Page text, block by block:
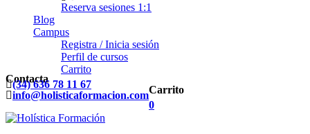
Reserva sesiones 1:1
Blog
Campus
Registra / Inicia sesión
Perfil de cursos
Carrito
Contacta
(34) 636 78 11 67
info@holisticaformacion.comCarrito
0